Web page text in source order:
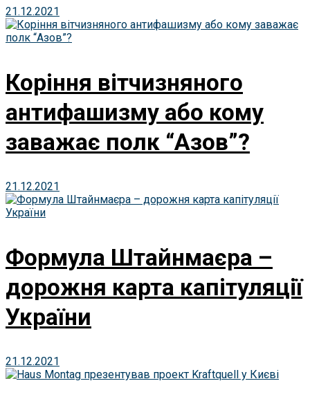
21.12.2021
Коріння вітчизняного
антифашизму або кому
заважає полк “Азов”?
21.12.2021
Формула Штайнмаєра –
дорожня карта капітуляції
України
21.12.2021